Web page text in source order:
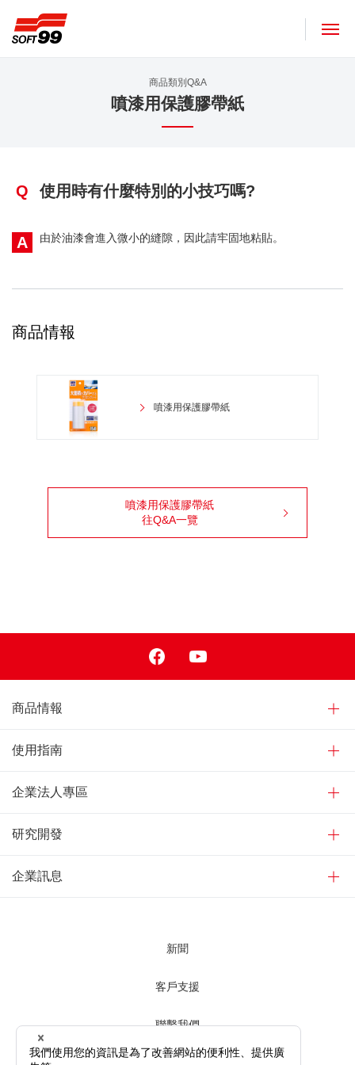
商品類別Q&A
噴漆用保護膠帶紙
Q 使用時有什麼特別的小技巧嗎?
A 由於油漆會進入微小的縫隙，因此請牢固地粘貼。
商品情報
噴漆用保護膠帶紙
噴漆用保護膠帶紙
往Q&A一覽
商品情報
使用指南
企業法人專區
研究開發
企業訊息
新聞
客戶支援
聯繫我們